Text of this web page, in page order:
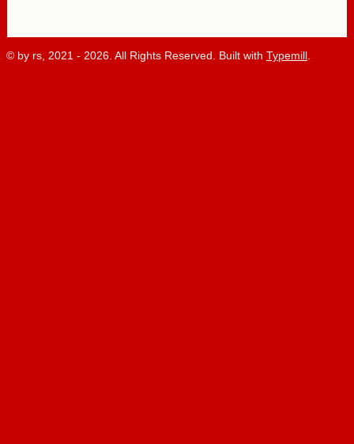
© by rs, 2021 - 2026. All Rights Reserved. Built with Typemill